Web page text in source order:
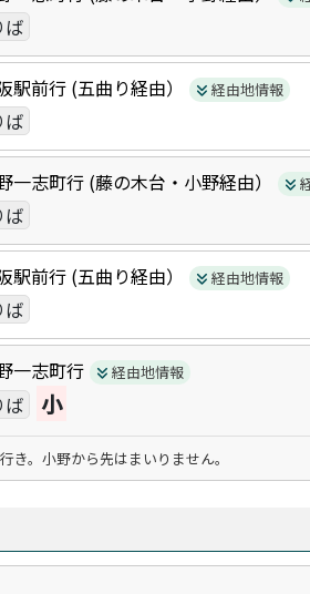
ば
駅前行 (五曲り経由） 経由地情報
ば
一志町行 (藤の木台・小野経由）
ば
駅前行 (五曲り経由） 経由地情報
ば
一志町行 経由地情報
ば 小
き。小野から先はまいりません。